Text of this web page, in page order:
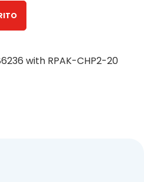
with RPAK-CHP2-20